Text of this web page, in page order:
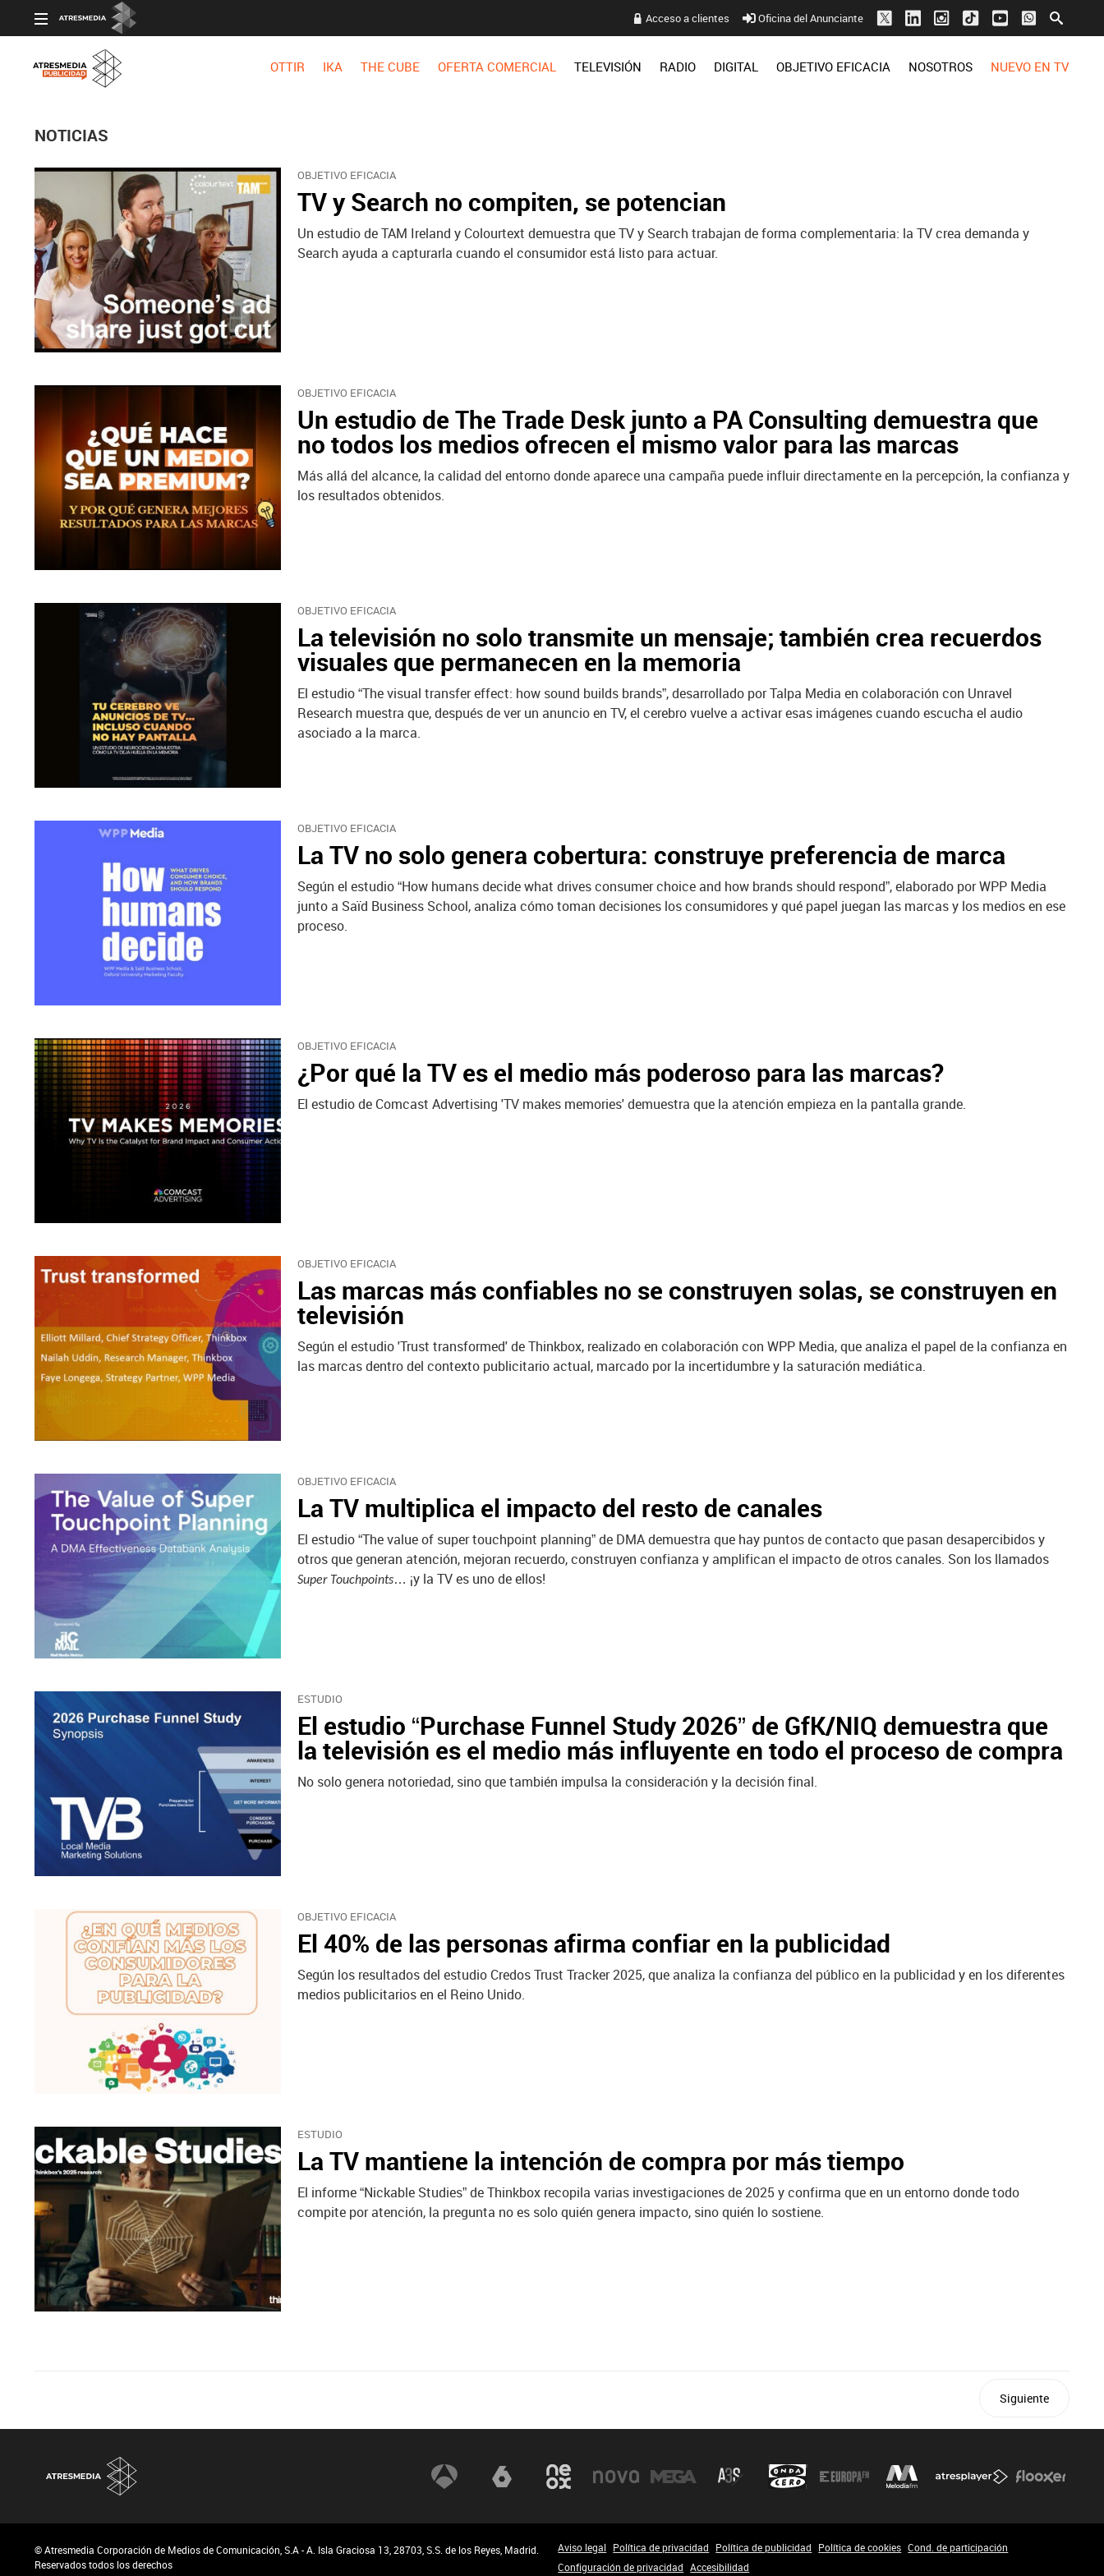
Acceso a clientes Oficina del Anunciante
OTTIR IKA THE CUBE OFERTA COMERCIAL TELEVISIÓN RADIO DIGITAL OBJETIVO EFICACIA NOSOTROS NUEVO EN TV
NOTICIAS
OBJETIVO EFICACIA
TV y Search no compiten, se potencian
Un estudio de TAM Ireland y Colourtext demuestra que TV y Search trabajan de forma complementaria: la TV crea demanda y
Search ayuda a capturarla cuando el consumidor está listo para actuar.
OBJETIVO EFICACIA
Un estudio de The Trade Desk junto a PA Consulting demuestra que
no todos los medios ofrecen el mismo valor para las marcas
Más allá del alcance, la calidad del entorno donde aparece una campaña puede influir directamente en la percepción, la confianza y
los resultados obtenidos.
OBJETIVO EFICACIA
La televisión no solo transmite un mensaje; también crea recuerdos
visuales que permanecen en la memoria
El estudio “The visual transfer effect: how sound builds brands”, desarrollado por Talpa Media en colaboración con Unravel
Research muestra que, después de ver un anuncio en TV, el cerebro vuelve a activar esas imágenes cuando escucha el audio
asociado a la marca.
OBJETIVO EFICACIA
La TV no solo genera cobertura: construye preferencia de marca
Según el estudio “How humans decide what drives consumer choice and how brands should respond”, elaborado por WPP Media
junto a Saïd Business School, analiza cómo toman decisiones los consumidores y qué papel juegan las marcas y los medios en ese
proceso.
OBJETIVO EFICACIA
¿Por qué la TV es el medio más poderoso para las marcas?
El estudio de Comcast Advertising 'TV makes memories' demuestra que la atención empieza en la pantalla grande.
OBJETIVO EFICACIA
Las marcas más confiables no se construyen solas, se construyen en
televisión
Según el estudio 'Trust transformed' de Thinkbox, realizado en colaboración con WPP Media, que analiza el papel de la confianza en
las marcas dentro del contexto publicitario actual, marcado por la incertidumbre y la saturación mediática.
OBJETIVO EFICACIA
La TV multiplica el impacto del resto de canales
El estudio “The value of super touchpoint planning” de DMA demuestra que hay puntos de contacto que pasan desapercibidos y
otros que generan atención, mejoran recuerdo, construyen confianza y amplifican el impacto de otros canales. Son los llamados
Super Touchpoints… ¡y la TV es uno de ellos!
ESTUDIO
El estudio “Purchase Funnel Study 2026” de GfK/NIQ demuestra que
la televisión es el medio más influyente en todo el proceso de compra
No solo genera notoriedad, sino que también impulsa la consideración y la decisión final.
OBJETIVO EFICACIA
El 40% de las personas afirma confiar en la publicidad
Según los resultados del estudio Credos Trust Tracker 2025, que analiza la confianza del público en la publicidad y en los diferentes
medios publicitarios en el Reino Unido.
ESTUDIO
La TV mantiene la intención de compra por más tiempo
El informe “Nickable Studies” de Thinkbox recopila varias investigaciones de 2025 y confirma que en un entorno donde todo
compite por atención, la pregunta no es solo quién genera impacto, sino quién lo sostiene.
Siguiente
© Atresmedia Corporación de Medios de Comunicación, S.A - A. Isla Graciosa 13, 28703, S.S. de los Reyes, Madrid.
Reservados todos los derechos
Aviso legal Política de privacidad Política de publicidad Política de cookies Cond. de participación
Configuración de privacidad Accesibilidad